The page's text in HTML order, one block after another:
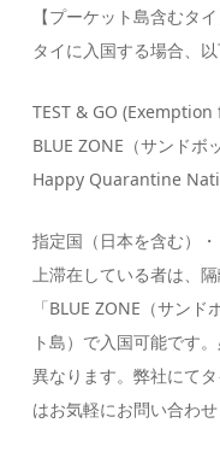
【プーケット島含むタイ
タイに入国する場合、
TEST & GO
BLUE ZONE（サンドボ
Happy Quarantine
指定国（日本を含む）
上滞在している者は、
「BLUE ZONE（サン
ト島）で入国可能です
異なります。弊社にて
はお気軽にお問い合わせ